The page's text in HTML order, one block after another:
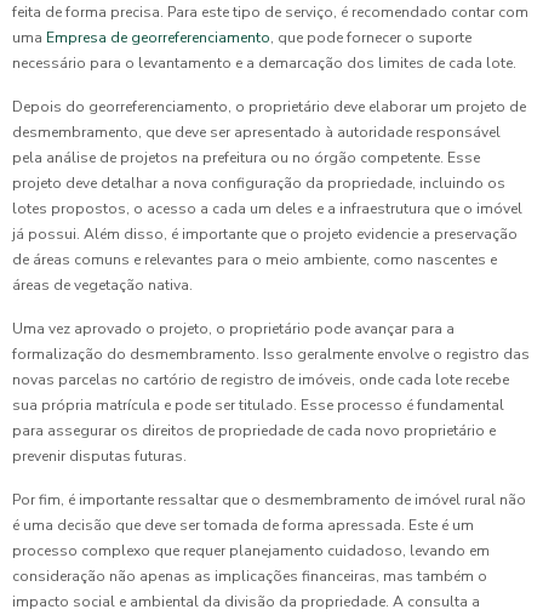
feita de forma precisa. Para este tipo de serviço, é recomendado contar com
uma Empresa de georreferenciamento, que pode fornecer o suporte
necessário para o levantamento e a demarcação dos limites de cada lote.
Depois do georreferenciamento, o proprietário deve elaborar um projeto de
desmembramento, que deve ser apresentado à autoridade responsável
pela análise de projetos na prefeitura ou no órgão competente. Esse
projeto deve detalhar a nova configuração da propriedade, incluindo os
lotes propostos, o acesso a cada um deles e a infraestrutura que o imóvel
já possui. Além disso, é importante que o projeto evidencie a preservação
de áreas comuns e relevantes para o meio ambiente, como nascentes e
áreas de vegetação nativa.
Uma vez aprovado o projeto, o proprietário pode avançar para a
formalização do desmembramento. Isso geralmente envolve o registro das
novas parcelas no cartório de registro de imóveis, onde cada lote recebe
sua própria matrícula e pode ser titulado. Esse processo é fundamental
para assegurar os direitos de propriedade de cada novo proprietário e
prevenir disputas futuras.
Por fim, é importante ressaltar que o desmembramento de imóvel rural não
é uma decisão que deve ser tomada de forma apressada. Este é um
processo complexo que requer planejamento cuidadoso, levando em
consideração não apenas as implicações financeiras, mas também o
impacto social e ambiental da divisão da propriedade. A consulta a